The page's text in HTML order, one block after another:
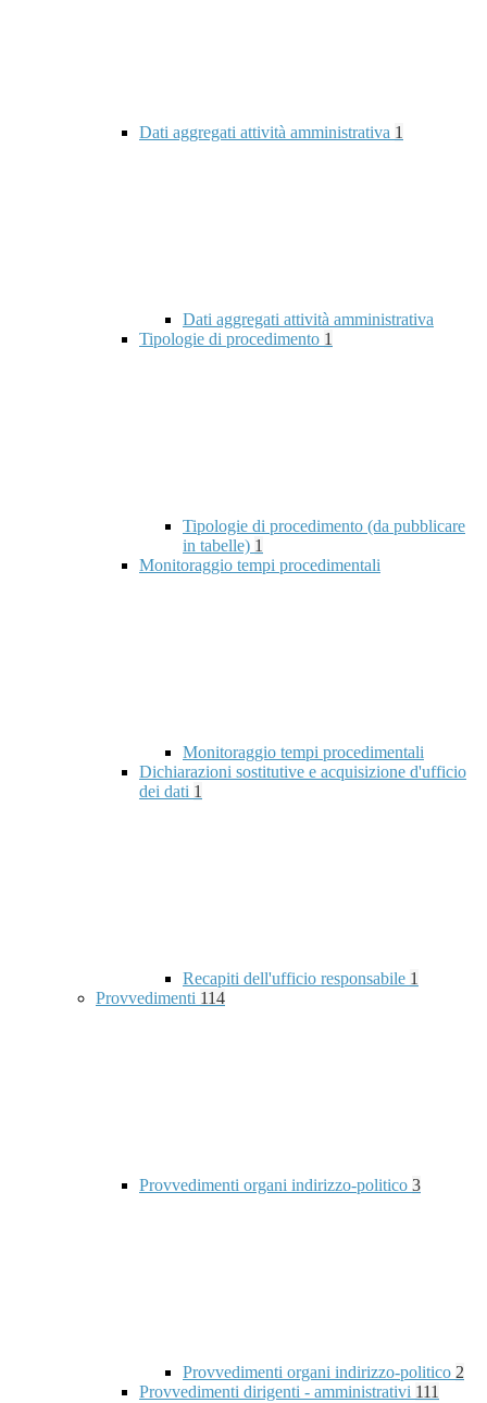
Dati aggregati attività amministrativa 1
Dati aggregati attività amministrativa
Tipologie di procedimento 1
Tipologie di procedimento (da pubblicare
in tabelle) 1
Monitoraggio tempi procedimentali
Monitoraggio tempi procedimentali
Dichiarazioni sostitutive e acquisizione d'ufficio
dei dati 1
Recapiti dell'ufficio responsabile 1
Provvedimenti 114
Provvedimenti organi indirizzo-politico 3
Provvedimenti organi indirizzo-politico 2
Provvedimenti dirigenti - amministrativi 111